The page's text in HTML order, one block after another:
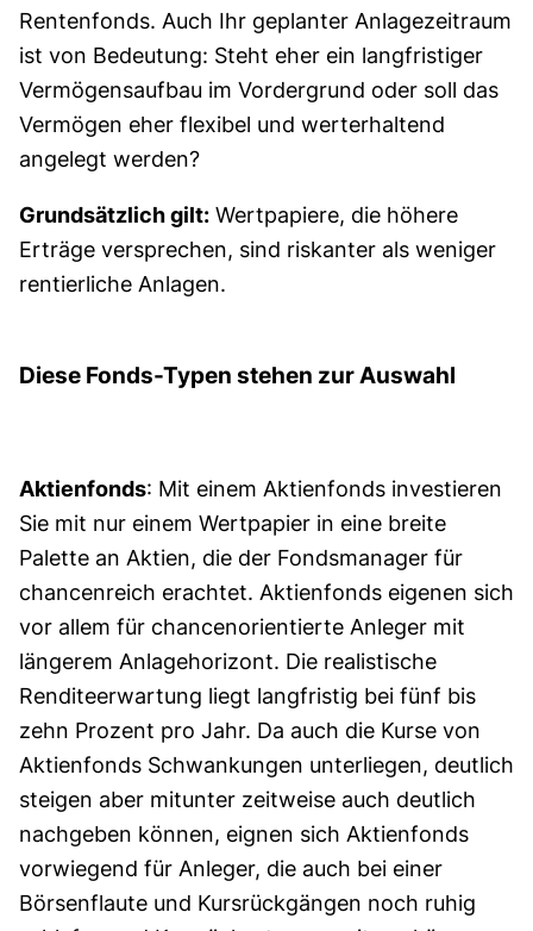
Rentenfonds. Auch Ihr geplanter Anlagezeitraum
ist von Bedeutung: Steht eher ein langfristiger
Vermögensaufbau im Vordergrund oder soll das
Vermögen eher flexibel und werterhaltend
angelegt werden?
Grundsätzlich gilt: Wertpapiere, die höhere
Erträge versprechen, sind riskanter als weniger
rentierliche Anlagen.
Diese Fonds-Typen stehen zur Auswahl
Aktienfonds: Mit einem Aktienfonds investieren
Sie mit nur einem Wertpapier in eine breite
Palette an Aktien, die der Fondsmanager für
chancenreich erachtet. Aktienfonds eigenen sich
vor allem für chancenorientierte Anleger mit
längerem Anlagehorizont. Die realistische
Renditeerwartung liegt langfristig bei fünf bis
zehn Prozent pro Jahr. Da auch die Kurse von
Aktienfonds Schwankungen unterliegen, deutlich
steigen aber mitunter zeitweise auch deutlich
nachgeben können, eignen sich Aktienfonds
vorwiegend für Anleger, die auch bei einer
Börsenflaute und Kursrückgängen noch ruhig